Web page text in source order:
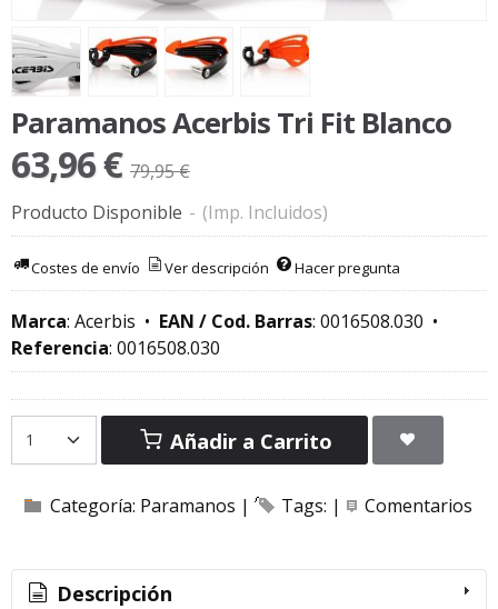
Paramanos Acerbis Tri Fit Blanco
63,96 € 79,95 €
Producto Disponible - (Imp. Incluidos)
Costes de envío Ver descripción Hacer pregunta
Marca: Acerbis • EAN / Cod. Barras: 0016508.030 •
Referencia: 0016508.030
Añadir a Carrito
Categoría: Paramanos | Tags: | Comentarios
Descripción